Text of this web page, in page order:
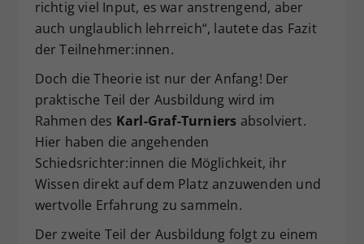
richtig viel Input, es war anstrengend, aber
auch unglaublich lehrreich“, lautete das Fazit
der Teilnehmer:innen.
Doch die Theorie ist nur der Anfang! Der
praktische Teil der Ausbildung wird im
Rahmen des Karl-Graf-Turniers absolviert.
Hier haben die angehenden
Schiedsrichter:innen die Möglichkeit, ihr
Wissen direkt auf dem Platz anzuwenden und
wertvolle Erfahrung zu sammeln.
Der zweite Teil der Ausbildung folgt zu einem
Zweck
Dieser Wert speichert Ihre Consent-
Einstellungen. Unter anderem eine
zufällig generierte ID, für die
historische Speicherung Ihrer
vorgenommen Einstellungen, falls der
Webseiten-Betreiber dies eingestellt
hat.